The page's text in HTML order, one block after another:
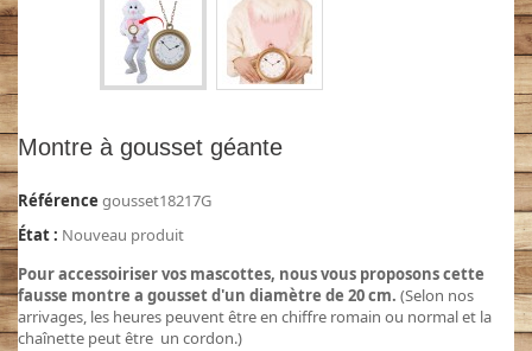
Montre à gousset géante
Référence gousset18217G
État : Nouveau produit
Pour accessoiriser vos mascottes, nous vous proposons cette
fausse montre a gousset d'un diamètre de 20 cm. (Selon nos
arrivages, les heures peuvent être en chiffre romain ou normal et la
chaînette peut être un cordon.)